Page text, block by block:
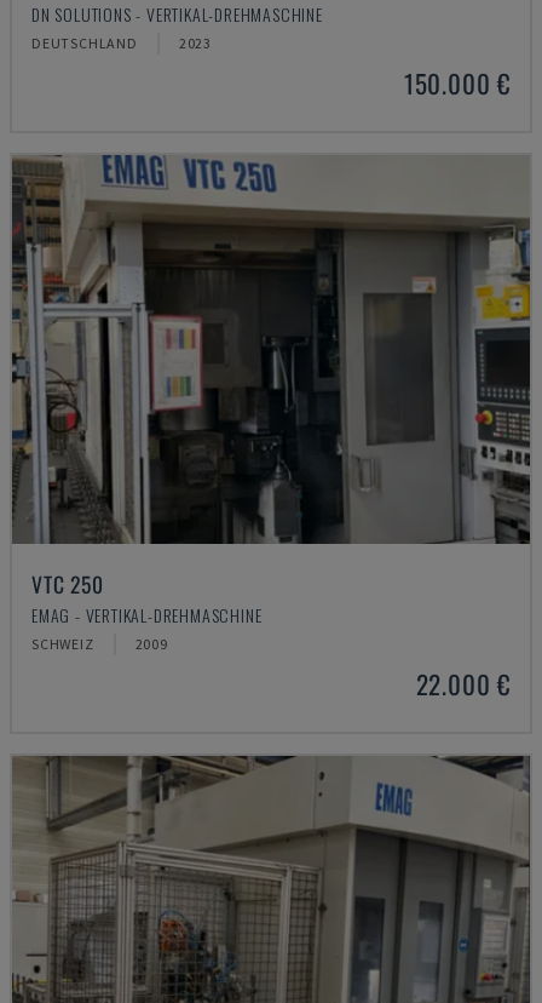
DN SOLUTIONS - VERTIKAL-DREHMASCHINE
DEUTSCHLAND 2023
150.000 €
VTC 250
EMAG - VERTIKAL-DREHMASCHINE
SCHWEIZ 2009
22.000 €